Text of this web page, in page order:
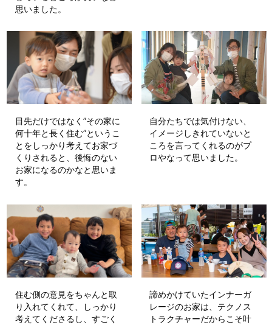
思いました。
目先だけではなく”その家に
何十年と長く住む”というこ
とをしっかり考えてお家づ
くりされると、後悔のない
お家になるのかなと思いま
す。
自分たちでは気付けない、
イメージしきれていないと
ころを言ってくれるのがプ
ロやなって思いました。
住む側の意見をちゃんと取
り入れてくれて、しっかり
考えてくださるし、すごく
諦めかけていたインナーガ
レージのお家は、テクノス
トラクチャーだからこそ叶